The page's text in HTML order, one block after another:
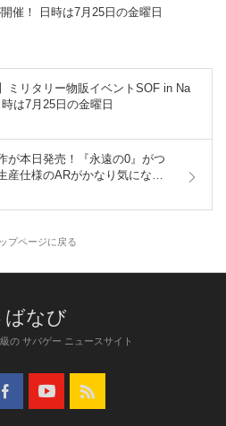
催！ 日時は7月25日の金曜日
ミリタリー物販イベントSOF in Na
は7月25日の金曜日
が本日発売！『永遠の0』がつ
産仕様のARがかなり気にな
ップページに戻る
の サバゲー ニュースサイト